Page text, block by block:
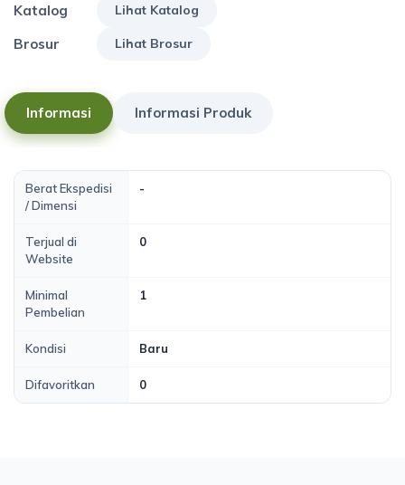
Katalog Lihat Katalog
Brosur Lihat Brosur
Informasi Informasi Produk
Berat Ekspedisi
/ Dimensi
-
Terjual di
Website
0
Minimal
Pembelian
1
Kondisi Baru
Difavoritkan 0